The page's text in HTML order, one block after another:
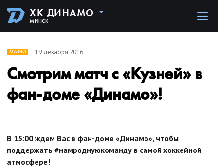
ХК ДИНАМО
МИНСК
МАТЧИ 19 декабря 2016
Смотрим матч с «Кузней» в
фан-доме «Динамо»!
В 15:00 ждем Вас в фан-доме «Динамо», чтобы
поддержать #намроднуюкоманду в самой хоккейной
атмосфере!